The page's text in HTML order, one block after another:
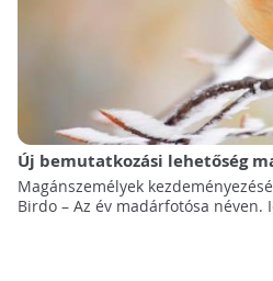
Új bemutatkozási lehetőség
Magánszemélyek
Birdo – Az év madárfotósa néven.